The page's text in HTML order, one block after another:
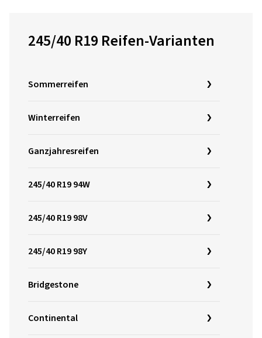
245/40 R19 Reifen-Varianten
Sommerreifen
Winterreifen
Ganzjahresreifen
245/40 R19 94W
245/40 R19 98V
245/40 R19 98Y
Bridgestone
Continental